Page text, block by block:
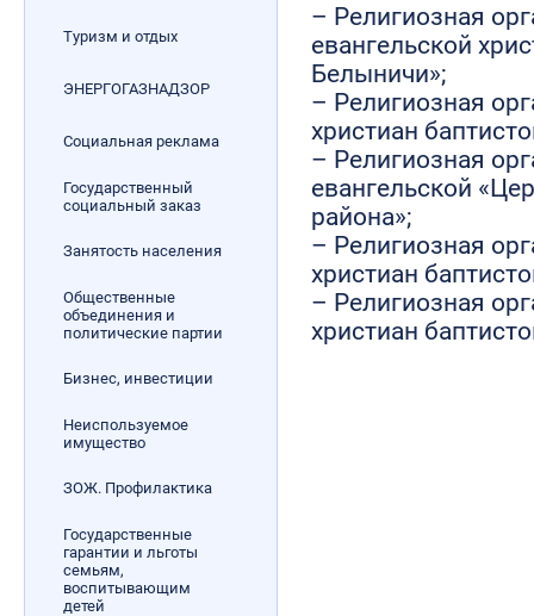
Туризм и отдых
ЭНЕРГОГАЗНАДЗОР
Социальная реклама
Государственный
социальный заказ
Занятость населения
Общественные
объединения и
политические партии
Бизнес, инвестиции
Неиспользуемое
имущество
ЗОЖ. Профилактика
Государственные
гарантии и льготы
семьям,
воспитывающим
детей
– Религиозная
евангельской
Белыничи»;
– Религиозная
христиан
– Религиозная
евангельской
района»;
– Религиозная
христиан
– Религиозная
христиан